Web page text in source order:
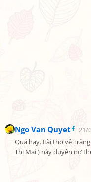
Ngo Van Quyet
21/
Quá hay. Bài thơ về
Thị Mai ) này duyên nợ